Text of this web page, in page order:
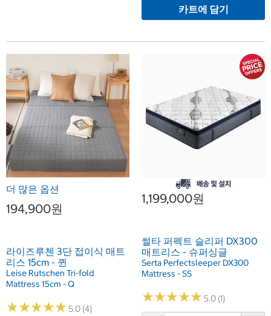
카트에 담기
더 많은 옵션
194,900원
라이즈루첸 3단 접이식 매트
리스 15cm - 퀸
Leise Rutschen Tri-fold
Mattress 15cm - Q
★★★★★
★★★★★ 5.0 (4)
1,199,000원
썰타 퍼펙트 슬리퍼 DX300
매트리스 - 슈퍼싱글
Serta Perfectsleeper DX300
Mattress - SS
★★★★★
★★★★★ 5.0 (1)